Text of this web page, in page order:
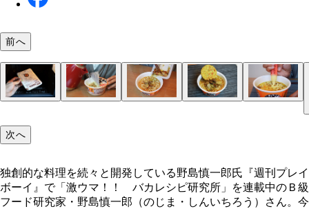
（１）レンチン！ 「砂肝ときのこのアヒージョ
（２）注ぐ！ 「砂肝ときのこのアヒージョ風」
（３）ぶっかけ！ どん兵衛が出来上がったら温
（５）ニンニク！ お好みでチューブニンニクを
独創的な料理を続々と開発している野島慎一郎氏
前へ
次へ
独創的な料理を続々と開発している野島慎一郎氏『週刊プレイ
ボーイ』で「激ウマ！！ バカレシピ研究所」を連載中のＢ級
フード研究家・野島慎一郎（のじま・しんいちろう）さん。今